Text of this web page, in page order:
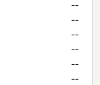
--
--
--
--
--
--